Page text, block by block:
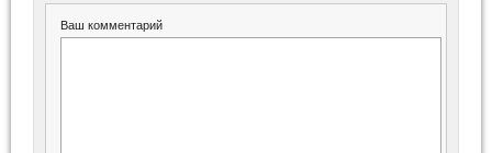
Ваш комментарий